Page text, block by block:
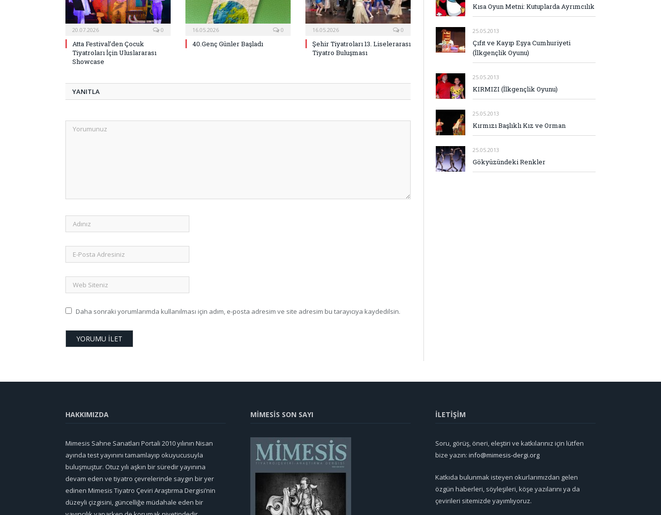
20.07.2026 0
Atta Festival’den Çocuk
Tiyatroları İçin Uluslararası
Showcase
16.05.2026 0
40.Genç Günler Başladı
16.05.2026 0
Şehir Tiyatroları 13. Liselerarası
Tiyatro Buluşması
YANITLA
Daha sonraki yorumlarımda kullanılması için adım, e-posta adresim ve site adresim bu tarayıcıya kaydedilsin.
Kısa Oyun Metni: Kutuplarda Ayrımcılık
25.05.2013
Çıfıt ve Kayıp Eşya Cumhuriyeti
(İlkgençlik Oyunu)
25.05.2013
KIRMIZI (İlkgençlik Oyunu)
25.05.2013
Kırmızı Başlıklı Kız ve Orman
25.05.2013
Gökyüzündeki Renkler
HAKKIMIZDA
Mimesis Sahne Sanatları Portali 2010 yılının Nisan
ayında test yayınını tamamlayıp okuyucusuyla
buluşmuştur. Otuz yılı aşkın bir süredir yayınına
devam eden ve tiyatro çevrelerinde saygın bir yer
edinen Mimesis Tiyatro Çeviri Araştırma Dergisi’nin
düzeyli çizgisini, güncelliğe müdahale eden bir
MİMESİS SON SAYI İLETİŞİM
Soru, görüş, öneri, eleştiri ve katkılarınız için lütfen
bize yazın: info@mimesis-dergi.org
Katkıda bulunmak isteyen okurlarımızdan gelen
özgün haberleri, söyleşileri, köşe yazılarını ya da
çevirileri sitemizde yayımlıyoruz.